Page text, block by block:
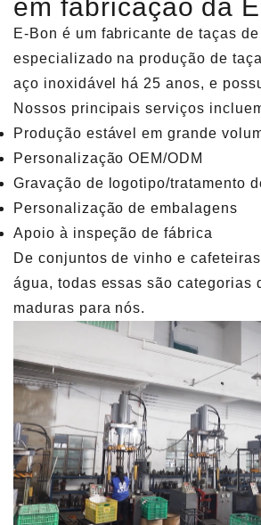
em fabricação da
E-Bon é um fabricante de taças
especializado na produção de
aço inoxidável há 25 anos, e
Nossos principais serviços
Produção estável em grande
Personalização OEM/ODM
Gravação de logotipo/tratamento
Personalização de embalagens
Apoio à inspeção de fábrica
De conjuntos de vinho e
água, todas essas são categorias
maduras para nós.